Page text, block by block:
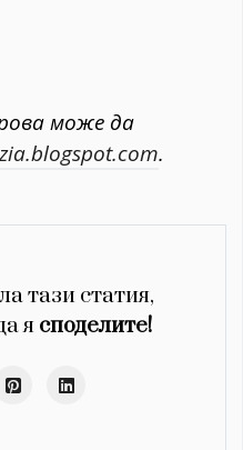
може да
.
тази статия,
я споделите!